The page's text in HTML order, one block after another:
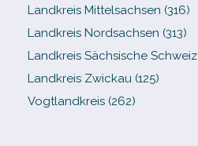
Landkreis Mittelsachsen (316)
Landkreis Nordsachsen (313)
Landkreis Sächsische
Landkreis Zwickau (125)
Vogtlandkreis (262)